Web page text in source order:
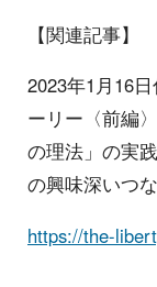
【関連記事】
2023年1月16
ーリー〈前編
の理法」の実
の興味深いつ
https://the-